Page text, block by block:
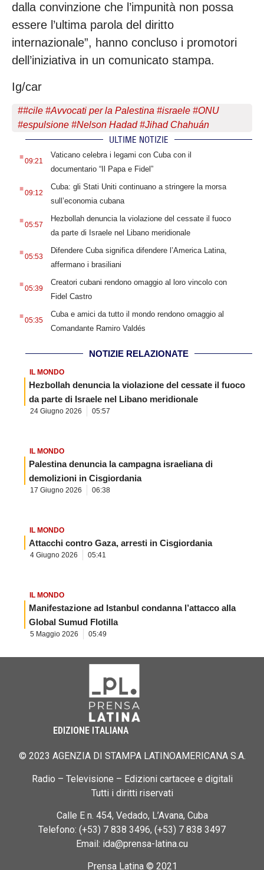
dalla convinzione che l’impunità non possa
essere l’ultima parola del diritto
internazionale”, hanno concluso i promotori
dell’iniziativa in un comunicato stampa.
Ig/car
##cile #Avvocati per la Palestina #israele #ONU
#espulsione #Nelson Hadad #Jihad Chahuán
ULTIME NOTIZIE
.09:21
Vaticano celebra i legami con Cuba con il
documentario “Il Papa e Fidel”
.09:12
Cuba: gli Stati Uniti continuano a stringere la morsa
sull’economia cubana
.05:57
Hezbollah denuncia la violazione del cessate il fuoco
da parte di Israele nel Libano meridionale
.05:53
Difendere Cuba significa difendere l’America Latina,
affermano i brasiliani
.05:39
Creatori cubani rendono omaggio al loro vincolo con
Fidel Castro
.05:35
Cuba e amici da tutto il mondo rendono omaggio al
Comandante Ramiro Valdés
NOTIZIE RELAZIONATE
IL MONDO
Hezbollah denuncia la violazione del cessate il fuoco
da parte di Israele nel Libano meridionale
24 Giugno 2026 05:57
IL MONDO
Palestina denuncia la campagna israeliana di
demolizioni in Cisgiordania
17 Giugno 2026 06:38
IL MONDO
Attacchi contro Gaza, arresti in Cisgiordania
4 Giugno 2026 05:41
IL MONDO
Manifestazione ad Istanbul condanna l’attacco alla
Global Sumud Flotilla
5 Maggio 2026 05:49
EDIZIONE ITALIANA
© 2023 AGENZIA DI STAMPA LATINOAMERICANA S.A.
Radio – Televisione – Edizioni cartacee e digitali
Tutti i diritti riservati
Calle E n. 454, Vedado, L’Avana, Cuba
Telefono: (+53) 7 838 3496, (+53) 7 838 3497
Email: ida@prensa-latina.cu
Prensa Latina © 2021